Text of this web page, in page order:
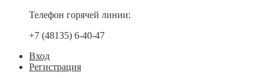
Телефон горячей линии:
+7 (48135) 6-40-47
Вход
Регистрация